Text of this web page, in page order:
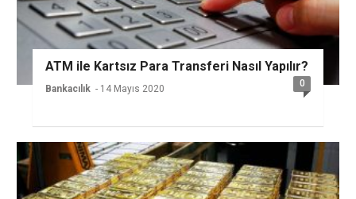
ATM ile Kartsız Para Transferi Nasıl Yapılır?
Bankacılık - 14 Mayıs 2020 0